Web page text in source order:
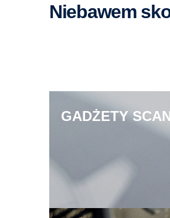
Niebawem
GADŻETY